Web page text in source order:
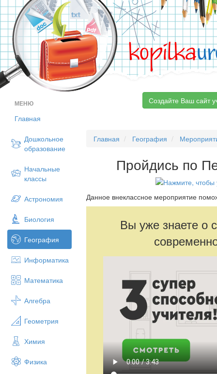
kopilka
МЕНЮ
Главная
Дошкольное
образование
Начальные
классы
Астрономия
Биология
География
Информатика
Математика
Алгебра
Геометрия
Химия
Физика
Создайте Ваш сайт
Главная География
Пройдись по
Данное внеклассное мероприятие
Вы уже знаете о